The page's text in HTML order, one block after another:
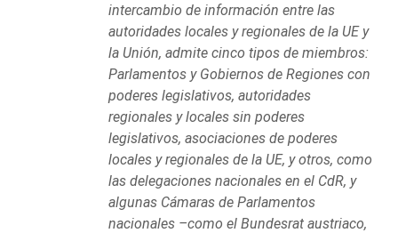
intercambio de información entre las
autoridades locales y regionales de la UE y
la Unión, admite cinco tipos de miembros:
Parlamentos y Gobiernos de Regiones con
poderes legislativos, autoridades
regionales y locales sin poderes
legislativos, asociaciones de poderes
locales y regionales de la UE, y otros, como
las delegaciones nacionales en el CdR, y
algunas Cámaras de Parlamentos
nacionales –como el Bundesrat austriaco,